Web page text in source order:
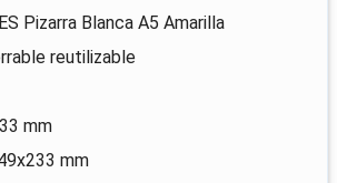
Pizarra Blanca A5 Amarilla
reutilizable
mm
mm